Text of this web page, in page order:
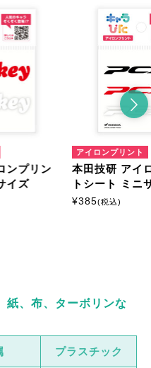
ンプリン
イズ
アイロンプリント
本田技研 アイ
トシート ミニ
¥385(税込)
紙、布、ターボリンな
プラスチック